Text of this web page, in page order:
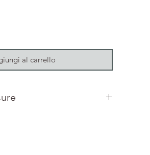
al carrello